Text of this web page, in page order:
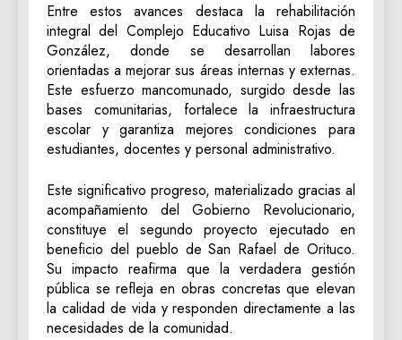
Entre estos avances destaca la rehabilitación
integral del Complejo Educativo Luisa Rojas de
González, donde se desarrollan labores
orientadas a mejorar sus áreas internas y externas.
Este esfuerzo mancomunado, surgido desde las
bases comunitarias, fortalece la infraestructura
escolar y garantiza mejores condiciones para
estudiantes, docentes y personal administrativo.
Este significativo progreso, materializado gracias al
acompañamiento del Gobierno Revolucionario,
constituye el segundo proyecto ejecutado en
beneficio del pueblo de San Rafael de Orituco.
Su impacto reafirma que la verdadera gestión
pública se refleja en obras concretas que elevan
la calidad de vida y responden directamente a las
necesidades de la comunidad.